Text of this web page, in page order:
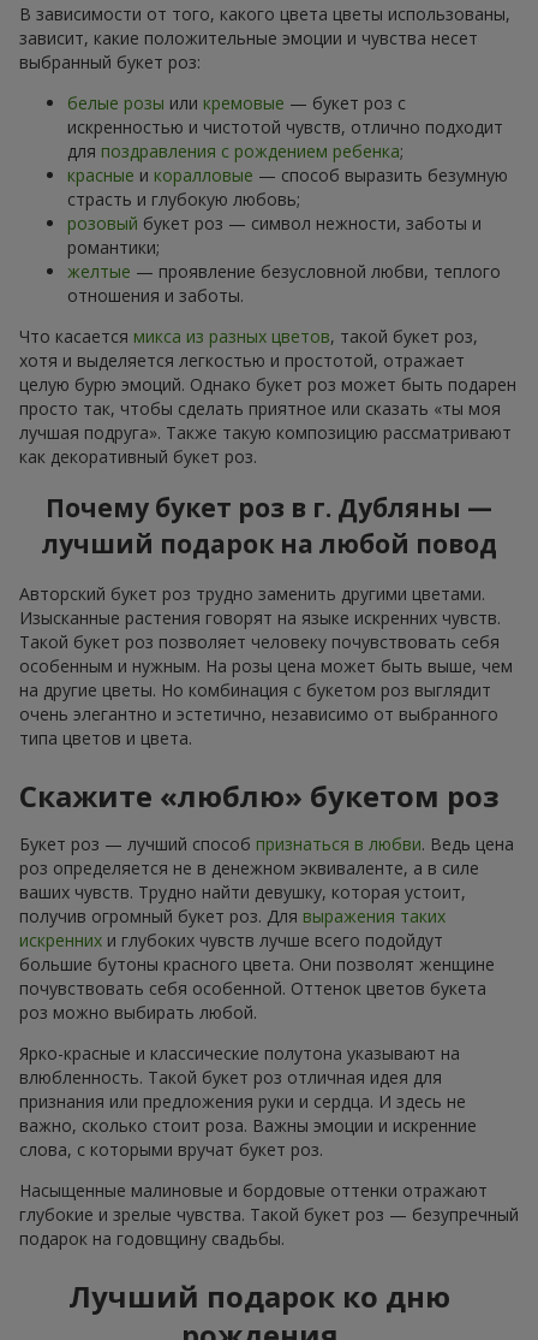
В зависимости от того, какого цвета цветы использованы,
зависит, какие положительные эмоции и чувства несет
выбранный букет роз:
белые розы или кремовые — букет роз с
искренностью и чистотой чувств, отлично подходит
для поздравления с рождением ребенка;
красные и коралловые — способ выразить безумную
страсть и глубокую любовь;
розовый букет роз — символ нежности, заботы и
романтики;
желтые — проявление безусловной любви, теплого
отношения и заботы.
Что касается микса из разных цветов, такой букет роз,
хотя и выделяется легкостью и простотой, отражает
целую бурю эмоций. Однако букет роз может быть подарен
просто так, чтобы сделать приятное или сказать «ты моя
лучшая подруга». Также такую композицию рассматривают
как декоративный букет роз.
Почему букет роз в г. Дубляны —
лучший подарок на любой повод
Авторский букет роз трудно заменить другими цветами.
Изысканные растения говорят на языке искренних чувств.
Такой букет роз позволяет человеку почувствовать себя
особенным и нужным. На розы цена может быть выше, чем
на другие цветы. Но комбинация с букетом роз выглядит
очень элегантно и эстетично, независимо от выбранного
типа цветов и цвета.
Скажите «люблю» букетом роз
Букет роз — лучший способ признаться в любви. Ведь цена
роз определяется не в денежном эквиваленте, а в силе
ваших чувств. Трудно найти девушку, которая устоит,
получив огромный букет роз. Для выражения таких
искренних и глубоких чувств лучше всего подойдут
большие бутоны красного цвета. Они позволят женщине
почувствовать себя особенной. Оттенок цветов букета
роз можно выбирать любой.
Ярко-красные и классические полутона указывают на
влюбленность. Такой букет роз отличная идея для
признания или предложения руки и сердца. И здесь не
важно, сколько стоит роза. Важны эмоции и искренние
слова, с которыми вручат букет роз.
Насыщенные малиновые и бордовые оттенки отражают
глубокие и зрелые чувства. Такой букет роз — безупречный
подарок на годовщину свадьбы.
Лучший подарок ко дню